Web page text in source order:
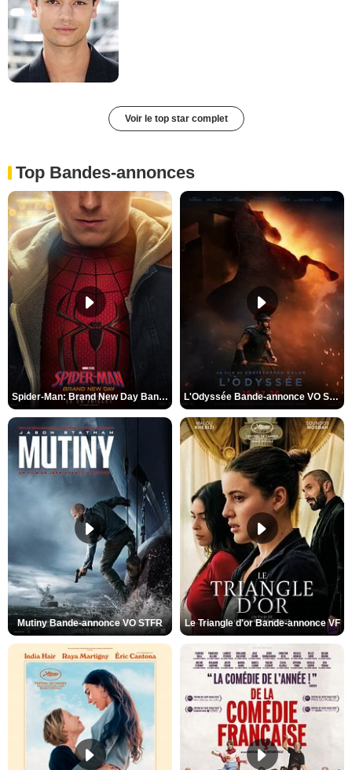
Voir le top star complet
Top Bandes-annonces
Spider-Man: Brand New Day Bande-annonce VO STFR L'Odyssée Bande-annonce VO STFR
Mutiny Bande-annonce VO STFR Le Triangle d'or Bande-annonce VF